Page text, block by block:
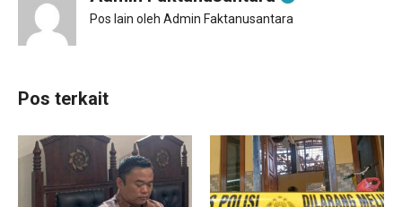
Pos lain oleh Admin Faktanusantara
Pos terkait